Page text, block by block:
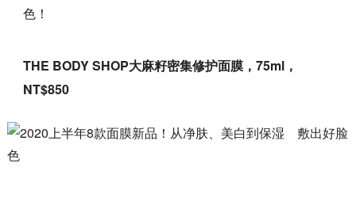
色！
THE BODY SHOP大麻籽密集修护面膜，75ml，
NT$850